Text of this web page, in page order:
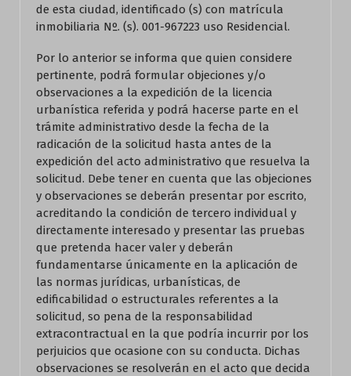
de esta ciudad, identificado (s) con matrícula
inmobiliaria Nº. (s). 001-967223 uso Residencial.
Por lo anterior se informa que quien considere
pertinente, podrá formular objeciones y/o
observaciones a la expedición de la licencia
urbanística referida y podrá hacerse parte en el
trámite administrativo desde la fecha de la
radicación de la solicitud hasta antes de la
expedición del acto administrativo que resuelva la
solicitud. Debe tener en cuenta que las objeciones
y observaciones se deberán presentar por escrito,
acreditando la condición de tercero individual y
directamente interesado y presentar las pruebas
que pretenda hacer valer y deberán
fundamentarse únicamente en la aplicación de
las normas jurídicas, urbanísticas, de
edificabilidad o estructurales referentes a la
solicitud, so pena de la responsabilidad
extracontractual en la que podría incurrir por los
perjuicios que ocasione con su conducta. Dichas
observaciones se resolverán en el acto que decida